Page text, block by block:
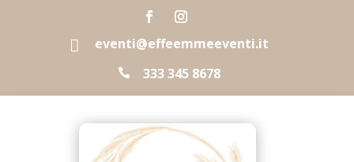
 eventi@effeemmeeventi.it
 333 345 8678